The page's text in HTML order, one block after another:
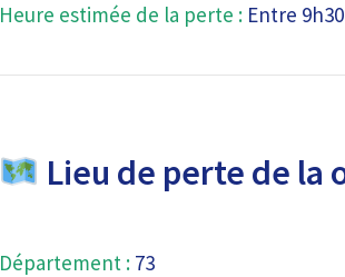
Heure estimée de la perte : Entre
Lieu de perte de la
Département : 73